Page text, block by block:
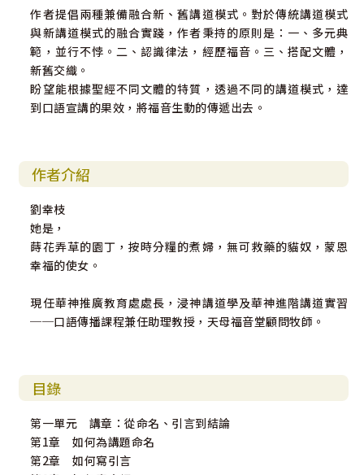
作者提倡兩種兼備融合新、舊講道模式。對於傳統講道模式
與新講道模式的融合實踐，作者秉持的原則是：一、多元典
範，並行不悖。二、認識律法，經歷福音。三、搭配文體，
新舊交織。
盼望能根據聖經不同文體的特質，透過不同的講道模式，達
到口語宣講的果效，將福音生動的傳遞出去。
作者介紹
劉幸枝
她是，
蒔花弄草的園丁，按時分糧的煮婦，無可救藥的貓奴，蒙恩
幸福的使女。
現任華神推廣教育處處長，浸神講道學及華神進階講道實習
──口語傳播課程兼任助理教授，天母福音堂顧問牧師。
目錄
第一單元 講章：從命名、引言到結論
第1章 如何為講題命名
第2章 如何寫引言